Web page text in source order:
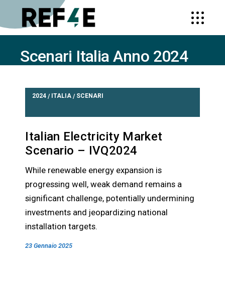
Scenari Italia Anno 2024
2024 / ITALIA / SCENARI
Italian Electricity Market
Scenario – IVQ2024
While renewable energy expansion is
progressing well, weak demand remains a
significant challenge, potentially undermining
investments and jeopardizing national
installation targets.
23 Gennaio 2025